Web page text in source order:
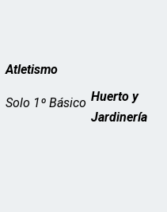
Atletismo
Solo 1º Básico Huerto y
Jardinería